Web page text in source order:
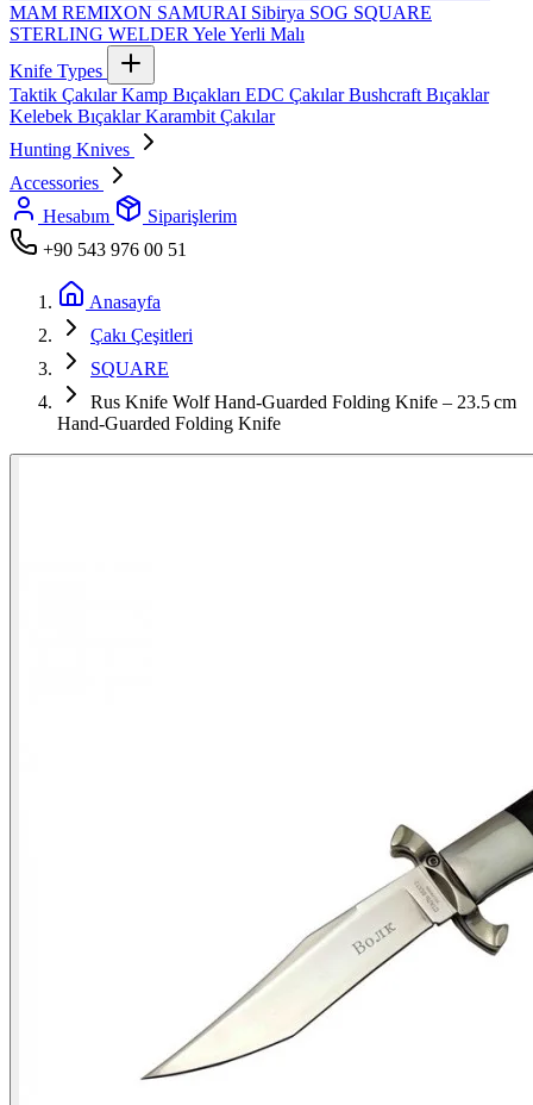
MAM REMIXON SAMURAI Sibirya SOG SQUARE
STERLING WELDER YeleYerli Malı
Knife Types
Taktik ÇakılarKamp Bıçakları EDC ÇakılarBushcraft Bıçaklar
Kelebek BıçaklarKarambit Çakılar
Hunting Knives
Accessories
Hesabım
Siparişlerim
+90 543 976 00 51
Anasayfa
Çakı Çeşitleri
SQUARE
Rus Knife Wolf Hand‑Guarded Folding Knife – 23.5 cm
Hand‑Guarded Folding Knife